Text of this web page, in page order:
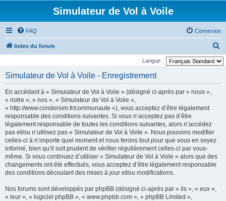
Simulateur de Vol à Voile
FAQ Connexion
Index du forum
e
Langue :
Simulateur de Vol à Voile - Enregistrement
En accédant à « Simulateur de Vol à Voile » (désigné ci-après par « nous »,
« notre », « nos », « Simulateur de Vol à Voile »,
« http://www.condorsim.fr/communaute »), vous acceptez d’être légalement
responsable des conditions suivantes. Si vous n’acceptez pas d’être
légalement responsable de toutes les conditions suivantes, alors n’accédez
pas et/ou n’utilisez pas « Simulateur de Vol à Voile ». Nous pouvons modifier
celles-ci à n’importe quel moment et nous ferons tout pour que vous en soyez
informé, bien qu’il soit prudent de vérifier régulièrement celles-ci par vous-
même. Si vous continuez d’utiliser « Simulateur de Vol à Voile » alors que des
changements ont été effectués, vous acceptez d’être légalement responsable
des conditions découlant des mises à jour et/ou modifications.
Nos forums sont développés par phpBB (désigné ci-après par « ils », « eux »,
« leur », « logiciel phpBB », « www.phpbb.com », « phpBB Limited »,